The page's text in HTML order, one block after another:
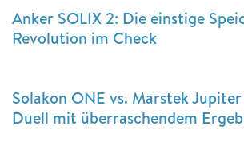
Anker SOLIX 2: Die einstige
Revolution im Check
Solakon ONE vs. Marstek
Duell mit überraschendem